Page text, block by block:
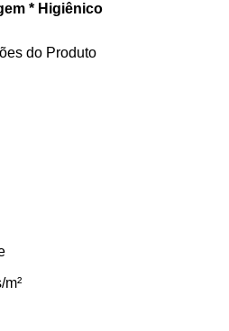
* Higiênico
do Produto
m²